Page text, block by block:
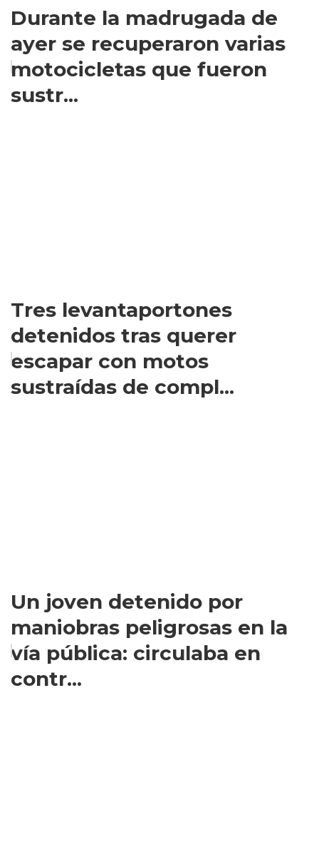
Durante la madrugada de
ayer se recuperaron varias
motocicletas que fueron
sustr...
Tres levantaportones
detenidos tras querer
escapar con motos
sustraídas de compl...
Un joven detenido por
maniobras peligrosas en la
vía pública: circulaba en
contr...